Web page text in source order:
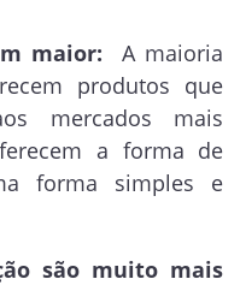
maior:
A maioria
produtos que
mercados mais
a forma de
forma simples e
são muito mais